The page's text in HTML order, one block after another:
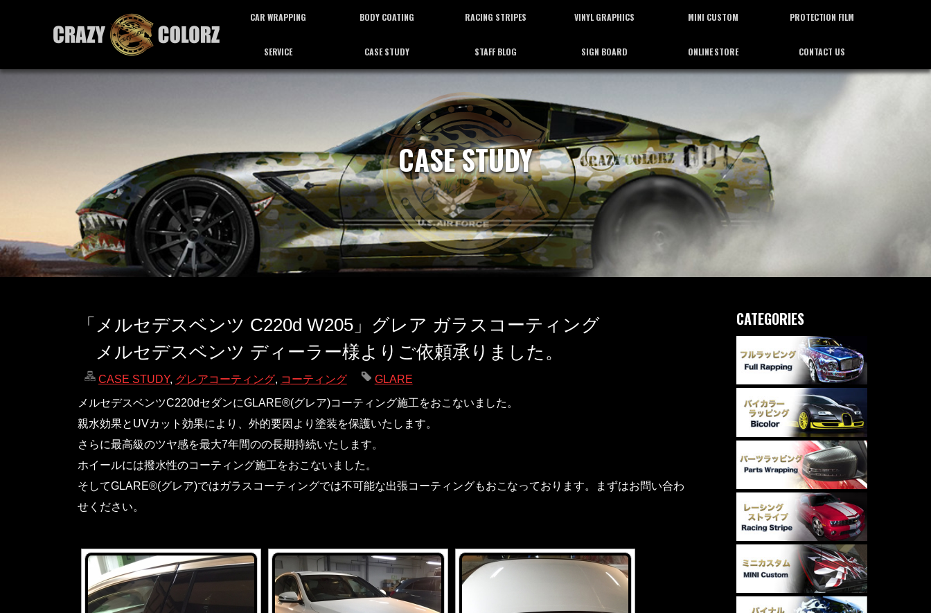
CAR WRAPPING
カーラッピング
BODY COATING
ボディーコーティング
RACING STRIPES
レーシングストライプ
VINYL GRAPHICS
バイナルグラフィックス
MINI CUSTOM
ミニカスタム
PROTECTION FILM
プロテクション フィルム
SERVICE CASE STUDY STAFF BLOG SIGN BOARD ONLINE STORE CONTACT US
CASE STUDY
「メルセデスベンツ C220d W205」グレア ガラスコーティング
メルセデスベンツ ディーラー様よりご依頼承りました。
CASE STUDY, グレアコーティング, コーティング
GLARE
メルセデスベンツC220dセダンにGLARE®(グレア)コーティング施工をおこないました。
親水効果とUVカット効果により、外的要因より塗装を保護いたします。
さらに最高級のツヤ感を最大7年間のの長期持続いたします。
ホイールには撥水性のコーティング施工をおこないました。
そしてGLARE®(グレア)ではガラスコーティングでは不可能な出張コーティングもおこなっております。まずはお問い合わ
せください。
CATEGORIES